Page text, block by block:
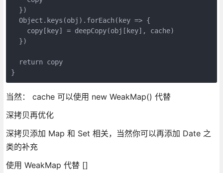
  })
  Object.keys(obj).forEach(key => {
    copy[key] = deepCopy(obj[key], cache)
  })
  return copy
当然： cache 可以使用 new WeakMap() 代替
深拷贝再优化
深拷贝添加 Map 和 Set 相关，当然你可以再添加 Date 之
类的补充
使用 WeakMap 代替 []